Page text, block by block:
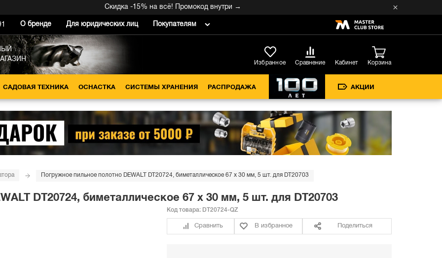
Скидка -15% на всё! Промокод внутри →
О бренде Для юридических лиц Покупателям
Избранное Сравнение Кабинет Корзина
САДОВАЯ ТЕХНИКА ОСНАСТКА СИСТЕМЫ ХРАНЕНИЯ РАСПРОДАЖА АКЦИИ
Погружное пильное полотно DEWALT DT20724, биметаллическое 67 x 30 мм, 5 шт. для DT20703
DT20724, биметаллическое 67 x 30 мм, 5 шт. для DT20703
Код товара: DT20724-QZ
Сравнить В избранное Поделиться